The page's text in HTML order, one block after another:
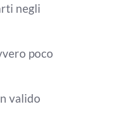
negli
poco
valido